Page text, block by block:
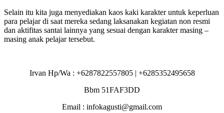
Selain itu kita juga menyediakan kaos kaki karakter untuk keperluan
para pelajar di saat mereka sedang laksanakan kegiatan non resmi
dan aktifitas santai lainnya yang sesuai dengan karakter masing –
masing anak pelajar tersebut.
Irvan Hp/Wa : +6287822557805 | +6285352495658
Bbm 51FAF3DD
Email : infokagusti@gmail.com